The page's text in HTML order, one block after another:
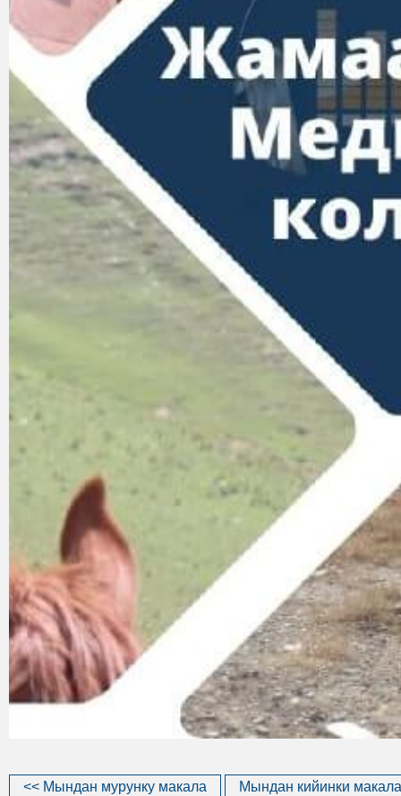
<< Мындан мурунку макала Мындан кийинки